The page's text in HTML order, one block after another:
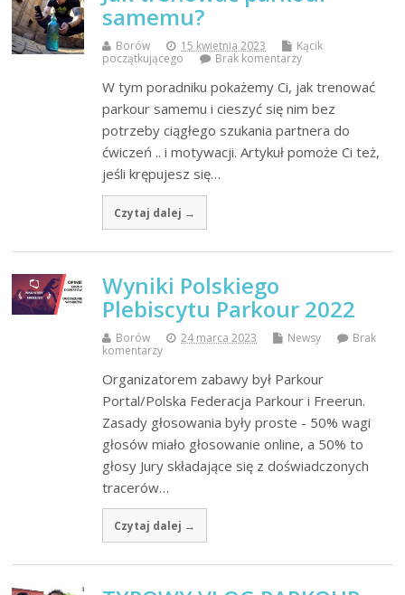
samemu?
Borów 15 kwietnia 2023
Kącik
początkującego
Brak komentarzy
W tym poradniku pokażemy Ci, jak trenować
parkour samemu i cieszyć się nim bez
potrzeby ciągłego szukania partnera do
ćwiczeń .. i motywacji. Artykuł pomoże Ci też,
jeśli krępujesz się…
Czytaj dalej →
Wyniki Polskiego
Plebiscytu Parkour 2022
Borów 24 marca 2023 Newsy
Brak
komentarzy
Organizatorem zabawy był Parkour
Portal/Polska Federacja Parkour i Freerun.
Zasady głosowania były proste - 50% wagi
głosów miało głosowanie online, a 50% to
głosy Jury składające się z doświadczonych
tracerów…
Czytaj dalej →